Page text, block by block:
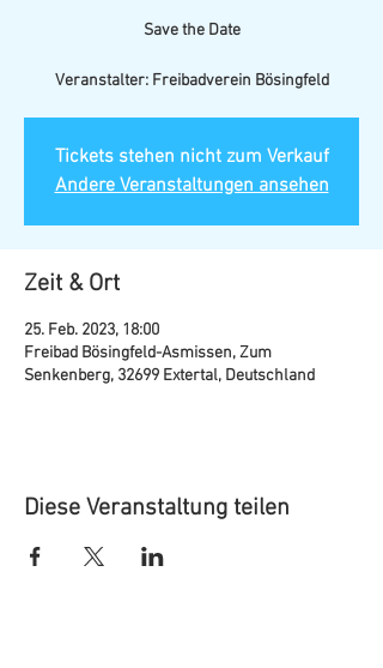
Save the Date
Veranstalter: Freibadverein Bösingfeld
Tickets stehen nicht zum Verkauf
Andere Veranstaltungen ansehen
Zeit & Ort
25. Feb. 2023, 18:00
Freibad Bösingfeld-Asmissen, Zum
Senkenberg, 32699 Extertal, Deutschland
Diese Veranstaltung teilen